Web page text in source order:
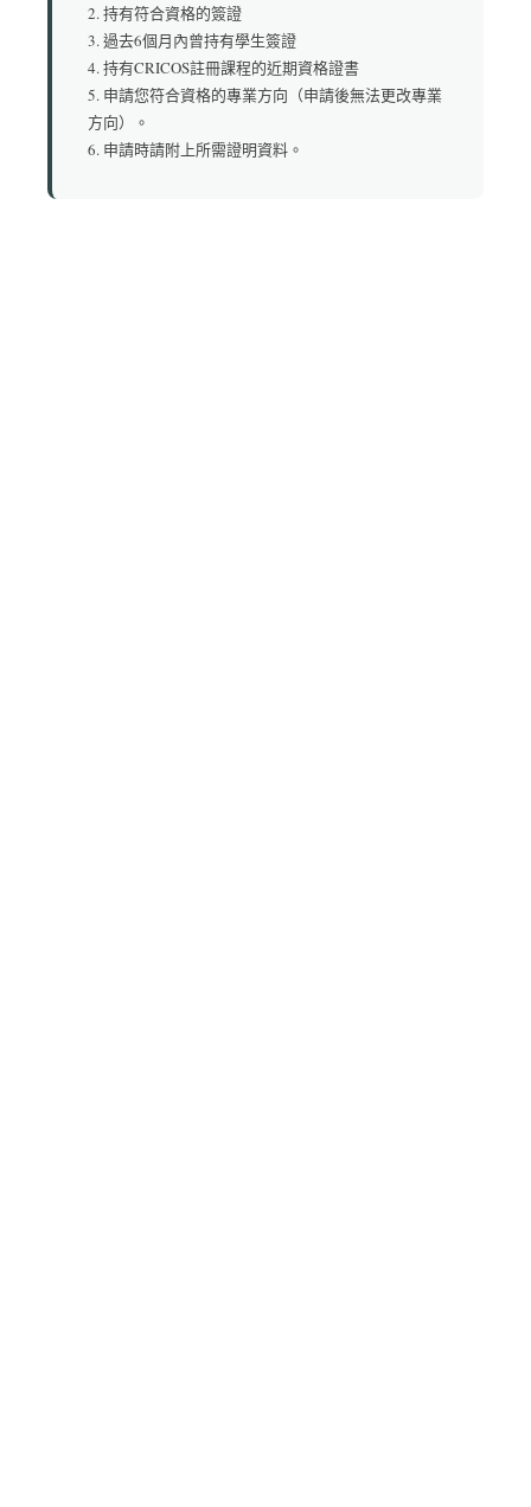
2. 持有符合資格的簽證
3. 過去6個月內曾持有學生簽證
4. 持有CRICOS註冊課程的近期資格證書
5. 申請您符合資格的專業方向（申請後無法更改專業
方向）。
6. 申請時請附上所需證明資料。